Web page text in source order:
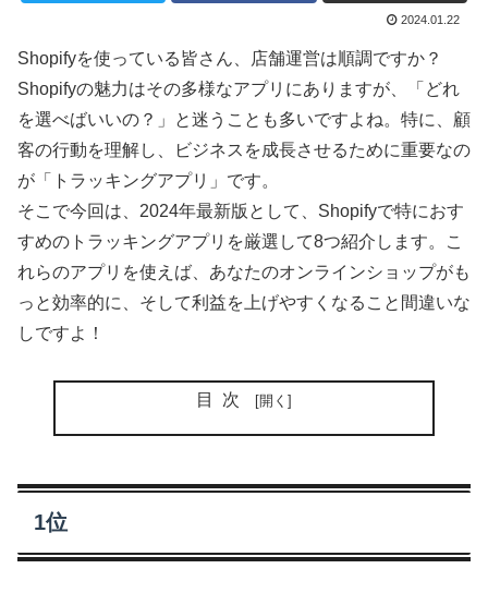
2024.01.22
Shopifyを使っている皆さん、店舗運営は順調ですか？
Shopifyの魅力はその多様なアプリにありますが、「どれ
を選べばいいの？」と迷うことも多いですよね。特に、顧
客の行動を理解し、ビジネスを成長させるために重要なの
が「トラッキングアプリ」です。
そこで今回は、2024年最新版として、Shopifyで特におす
すめのトラッキングアプリを厳選して8つ紹介します。こ
れらのアプリを使えば、あなたのオンラインショップがも
っと効率的に、そして利益を上げやすくなること間違いな
しですよ！
目次
1位